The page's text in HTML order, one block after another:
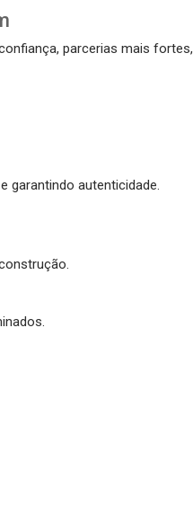
parcerias mais fortes,
garantindo autenticidade.